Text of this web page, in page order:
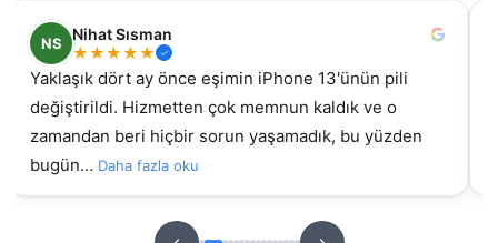
NS
Nihat Sısman
★★★★★
Yaklaşık dört ay önce eşimin iPhone 13'ünün pili
değiştirildi. Hizmetten çok memnun kaldık ve o
zamandan beri hiçbir sorun yaşamadık, bu yüzden
bugün… Daha fazla oku